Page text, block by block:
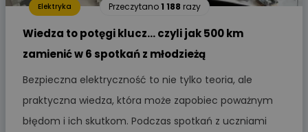
Elektryka Przeczytano1 188 razy
Wiedza to potęgi klucz… czyli jak 500 km
zamienić w 6 spotkań z młodzieżą
Bezpieczna elektryczność to nie tylko teoria, ale
praktyczna wiedza, która może zapobiec poważnym
błędom i ich skutkom. Podczas spotkań z uczniami